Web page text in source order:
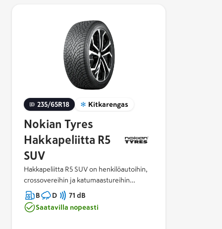
235/65R18 Kitkarengas
Nokian Tyres
Hakkapeliitta R5
SUV
Hakkapeliitta R5 SUV on henkilöautoihin,
crossovereihin ja katumaastureihin
tarkoitettu kitkarengas. Erityisesti
tehokkaiden ja suurten ajoneuvojen
tarpeisiin suunniteltu Hakkapeliitta R5 SUV
B D
71 dB
Saatavilla nopeasti